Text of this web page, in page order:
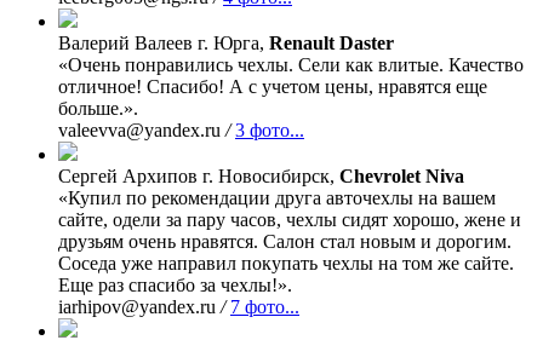
Валерий Валеев г. Юрга, Renault Daster
«Очень понравились чехлы. Сели как влитые. Качество
отличное! Спасибо! А с учетом цены, нравятся еще
больше.».
valeevva@yandex.ru / 3 фото...
Сергей Архипов г. Новосибирск, Chevrolet Niva
«Купил по рекомендации друга авточехлы на вашем
сайте, одели за пару часов, чехлы сидят хорошо, жене и
друзьям очень нравятся. Салон стал новым и дорогим.
Соседа уже направил покупать чехлы на том же сайте.
Еще раз спасибо за чехлы!».
iarhipov@yandex.ru / 7 фото...